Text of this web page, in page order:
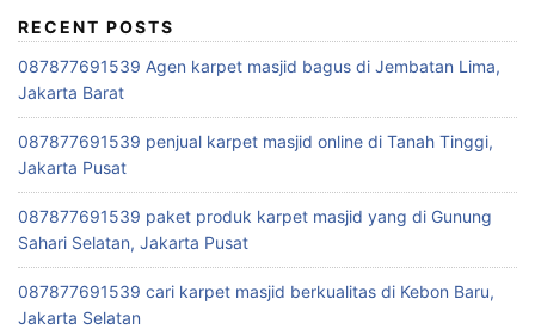
RECENT POSTS
087877691539 Agen karpet masjid bagus di Jembatan Lima,
Jakarta Barat
087877691539 penjual karpet masjid online di Tanah Tinggi,
Jakarta Pusat
087877691539 paket produk karpet masjid yang di Gunung
Sahari Selatan, Jakarta Pusat
087877691539 cari karpet masjid berkualitas di Kebon Baru,
Jakarta Selatan